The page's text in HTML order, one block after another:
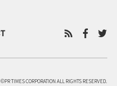
©PR TIMES CORPORATION ALL RIGHTS RESERVED.